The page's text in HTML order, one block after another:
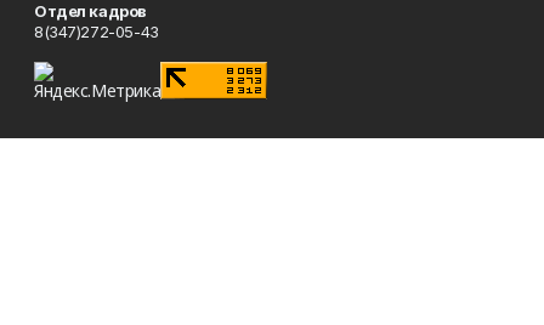
Отдел кадров
8(347)272-05-43